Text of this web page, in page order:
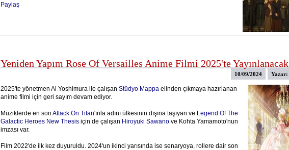
Paylaş
Yeniden Yapım Rose Of Versailles Anime Filmi 2025'te Yayınlanacak
Yazar:
10/09/2024
2025'te yönetmen Ai Yoshimura ile çalışan Stüdyo Mappaelinden çıkmaya hazırlanan
anime filmi için geri sayım devam ediyor.
Müziklerde en son Attack On Titan'ınla adını ülkesinin dışına taşıyan ve Legend Of The
Galactic Heroes New Thesisiçin de çalışan Hiroyuki Sawanove Kohta Yamamoto'nun
imzası var.
Film 2022'de ilk kez duyuruldu. 2024'un ikinci yarısında ise senaryoya, rollere dair son